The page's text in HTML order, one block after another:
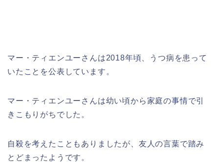
マー・ティエンユーさんは2018年頃、うつ病を患って
いたことを公表しています。
マー・ティエンユーさんは幼い頃から家庭の事情で引
きこもりがちでした。
自殺を考えたこともありましたが、友人の言葉で踏み
とどまったようです。